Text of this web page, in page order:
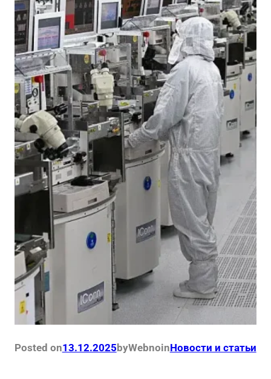
Posted on13.12.2025 byWebnoinНовости и статьи